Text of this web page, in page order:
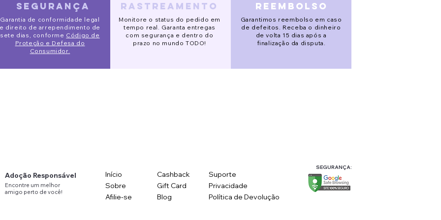
Eve
normalPreço promocional
R$ 132,00
Pijaminha Noite de Natal
Preço normal
R$ 141,00 Preço promocional
R$ 113,00
de Segurança Pet
normalPreço promocional
R$ 153,00
Gorro Galgo
Preço
R$ 123,00
Alta Slim
de
normalR$ 120,00 R$ 90,00
promocional
Óculos de sol redondo
Preço normal
R$ 88,00 Preço promocional
R$ 78,00
segurança
Garantia de conformidade legal
e direito de arrependimento de
sete dias, conforme Código de
Proteção e Defesa do
Consumidor.
rastreamento
Monitore o status do pedido em
tempo real. Garanta entregas
com segurança e dentro do
prazo no mundo TODO!
reembolso
Garantimos reembolso em caso
de defeitos. Receba o dinheiro
de volta 15 dias após a
finalização da disputa.
Adoção Responsável
Encontre um melhor
amigo perto de você!
Início
Sobre
Afilie-se
Cashback
Gift Card
Blog
Suporte
Privacidade
Política de Devolução
SEGURANÇA: